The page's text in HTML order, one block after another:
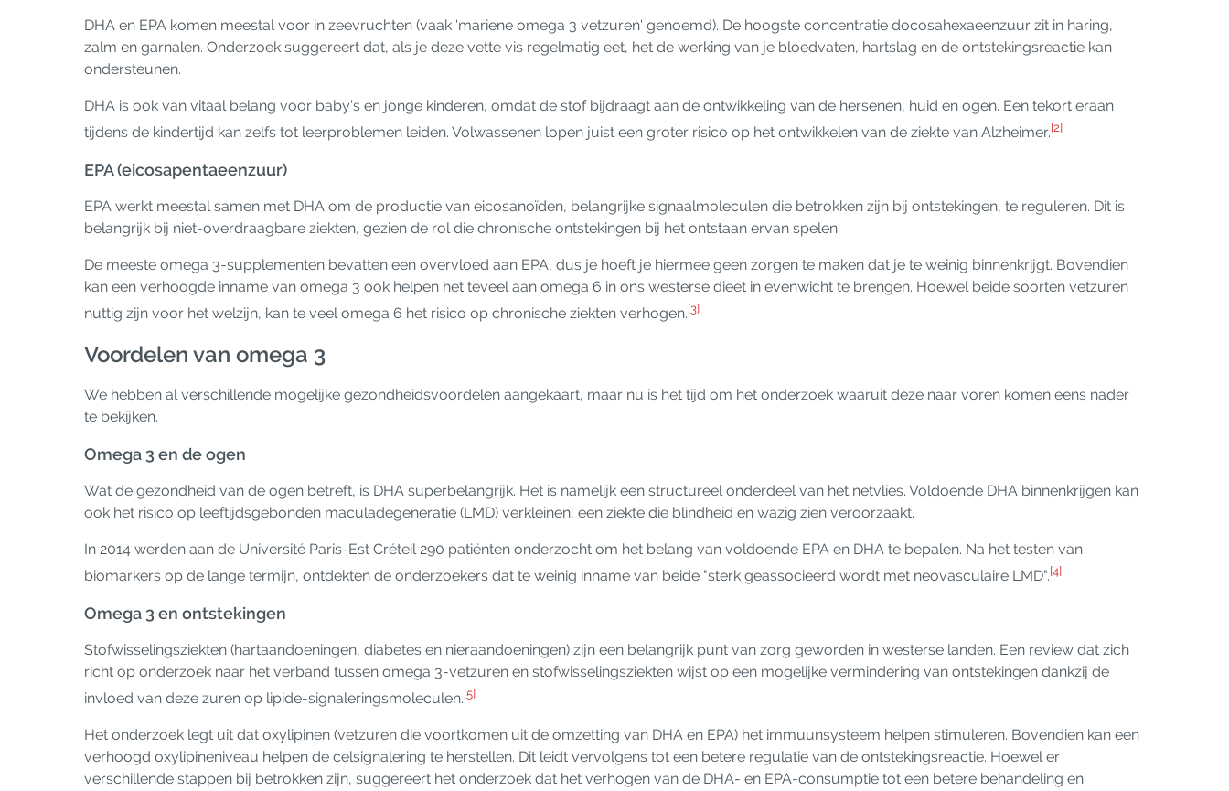
DHA en EPA komen meestal voor in zeevruchten (vaak 'mariene omega 3 vetzuren' genoemd). De hoogste concentratie docosahexaeenzuur zit in haring,
zalm en garnalen. Onderzoek suggereert dat, als je deze vette vis regelmatig eet, het de werking van je bloedvaten, hartslag en de ontstekingsreactie kan
ondersteunen.
DHA is ook van vitaal belang voor baby's en jonge kinderen, omdat de stof bijdraagt ​​aan de ontwikkeling van de hersenen, huid en ogen. Een tekort eraan
tijdens de kindertijd kan zelfs tot leerproblemen leiden. Volwassenen lopen juist een groter risico op het ontwikkelen van de ziekte van Alzheimer.[2]
EPA (eicosapentaeenzuur)
EPA werkt meestal samen met DHA om de productie van eicosanoïden, belangrijke signaalmoleculen die betrokken zijn bij ontstekingen, te reguleren. Dit is
belangrijk bij niet-overdraagbare ziekten, gezien de rol die chronische ontstekingen bij het ontstaan ​​ervan spelen.
De meeste omega 3-supplementen bevatten een overvloed aan EPA, dus je hoeft je hiermee geen zorgen te maken dat je te weinig binnenkrijgt. Bovendien
kan een verhoogde inname van omega 3 ook helpen het teveel aan omega 6 in ons westerse dieet in evenwicht te brengen. Hoewel beide soorten vetzuren
nuttig zijn voor het welzijn, kan te veel omega 6 het risico op chronische ziekten verhogen.[3]
Voordelen van omega 3
We hebben al verschillende mogelijke gezondheidsvoordelen aangekaart, maar nu is het tijd om het onderzoek waaruit deze naar voren komen eens nader
te bekijken.
Omega 3 en de ogen
Wat de gezondheid van de ogen betreft, is DHA superbelangrijk. Het is namelijk een structureel onderdeel van het netvlies. Voldoende DHA binnenkrijgen kan
ook het risico op leeftijdsgebonden maculadegeneratie (LMD) verkleinen, een ziekte die blindheid en wazig zien veroorzaakt.
In 2014 werden aan de Université Paris-Est Créteil 290 patiënten onderzocht om het belang van voldoende EPA en DHA te bepalen. Na het testen van
biomarkers op de lange termijn, ontdekten de onderzoekers dat te weinig inname van beide "sterk geassocieerd wordt met neovasculaire LMD".[4]
Omega 3 en ontstekingen
Stofwisselingsziekten (hartaandoeningen, diabetes en nieraandoeningen) zijn een belangrijk punt van zorg geworden in westerse landen. Een review dat zich
richt op onderzoek naar het verband tussen omega 3-vetzuren en stofwisselingsziekten wijst op een mogelijke vermindering van ontstekingen dankzij de
invloed van deze zuren op lipide-signaleringsmoleculen.[5]
Het onderzoek legt uit dat oxylipinen (vetzuren die voortkomen uit de omzetting van DHA en EPA) het immuunsysteem helpen stimuleren. Bovendien kan een
verhoogd oxylipineniveau helpen de celsignalering te herstellen. Dit leidt vervolgens tot een betere regulatie van de ontstekingsreactie. Hoewel er
verschillende stappen bij betrokken zijn, suggereert het onderzoek dat het verhogen van de DHA- en EPA-consumptie tot een betere behandeling en